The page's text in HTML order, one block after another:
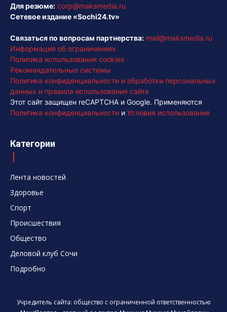
Для резюме: corp@maksmedia.ru
Сетевое издание «Sochi24.tv»
Связаться по вопросам партнерства: mail@maksmedia.ru
Информация об ограничениях
Политика использования cookies
Рекомендательные системы
Политика конфиденциальности и обработки персональных
данных и правила использования сайта
Этот сайт защищен reCAPTCHA и Google. Применяются
Политика конфиденциальности и Условия использования
Категории
Лента новостей
Здоровье
Спорт
Происшествия
Общество
Деловой клуб Сочи
Подробно
Учредитель сайта: общество с ограниченной ответственностью